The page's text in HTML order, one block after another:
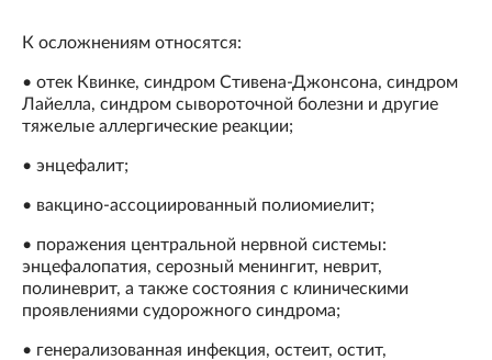
К осложнениям относятся:
• отек Квинке, синдром Стивена-Джонсона, синдром
Лайелла, синдром сывороточной болезни и другие
тяжелые аллергические реакции;
• энцефалит;
• вакцино-ассоциированный полиомиелит;
• поражения центральной нервной системы:
энцефалопатия, серозный менингит, неврит,
полиневрит, а также состояния с клиническими
проявлениями судорожного синдрома;
• генерализованная инфекция, остеит, остит,